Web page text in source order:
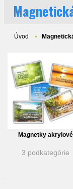
Úvod
Magnetky akrylové
3 podkategórie